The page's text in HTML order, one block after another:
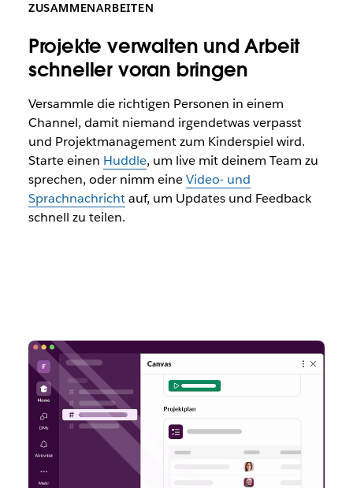
ZUSAMMENARBEITEN
Projekte verwalten und Arbeit
schneller voran bringen
Versammle die richtigen Personen in einem
Channel, damit niemand irgendetwas verpasst
und Projektmanagement zum Kinderspiel wird.
Starte einen Huddle, um live mit deinem Team zu
sprechen, oder nimm eineVideo- und
Sprachnachrichtauf, um Updates und Feedback
schnell zu teilen.